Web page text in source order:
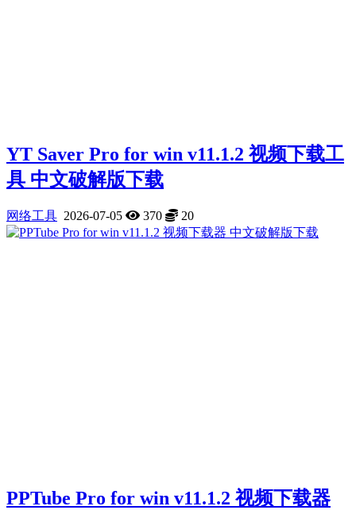
YT Saver Pro for win v11.1.2 视频下载工
具 中文破解版下载
网络工具 2026-07-05 370 20
PPTube Pro for win v11.1.2 视频下载器